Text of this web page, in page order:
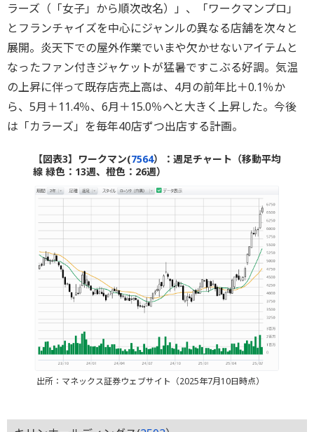
ラーズ（「女子」から順次改名）」、「ワークマンプロ」
とフランチャイズを中心にジャンルの異なる店舗を次々と
展開。炎天下での屋外作業でいまや欠かせないアイテムと
なったファン付きジャケットが猛暑ですこぶる好調。気温
の上昇に伴って既存店売上高は、4月の前年比＋0.1％か
ら、5月＋11.4％、6月＋15.0％へと大きく上昇した。今後
は「カラーズ」を毎年40店ずつ出店する計画。
【図表3】ワークマン(7564）：週足チャート（移動平均
線 緑色：13週、橙色：26週）
出所：マネックス証券ウェブサイト（2025年7月10日時点）